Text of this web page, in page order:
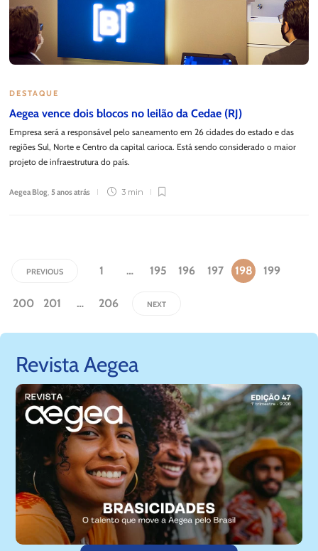
DESTAQUE
Aegea vence dois blocos no leilão da Cedae (RJ)
Empresa será a responsável pelo saneamento em 26 cidades do estado e das
regiões Sul, Norte e Centro da capital carioca. Está sendo considerado o maior
projeto de infraestrutura do país.
Aegea Blog,5 anos atrás 3 min
PREVIOUS 1 … 195 196 197 198 199
200 201 … 206 NEXT
Revista Aegea